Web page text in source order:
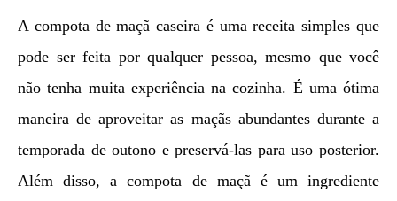
A compota de maçã caseira é uma receita simples que
pode ser feita por qualquer pessoa, mesmo que você
não tenha muita experiência na cozinha. É uma ótima
maneira de aproveitar as maçãs abundantes durante a
temporada de outono e preservá-las para uso posterior.
Além disso, a compota de maçã é um ingrediente